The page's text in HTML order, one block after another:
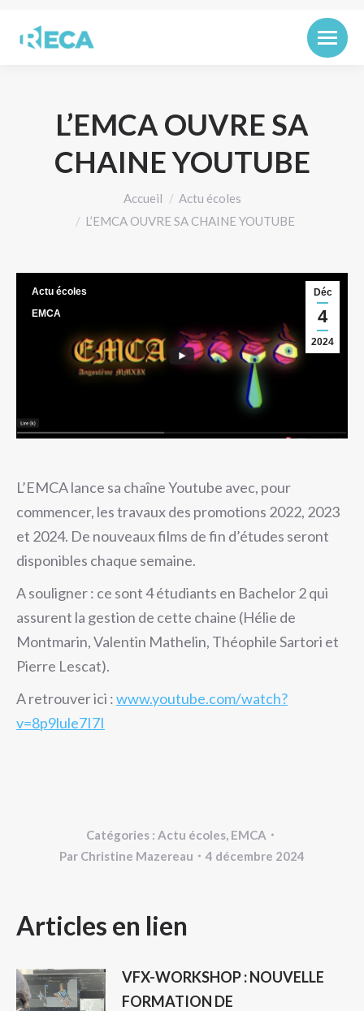
L’EMCA OUVRE SA
CHAINE YOUTUBE
Accueil
Actu écoles
L’EMCA OUVRE SA CHAINE YOUTUBE
Déc
4
2024
Actu écoles
EMCA
L’EMCA lance sa chaîne Youtube avec, pour
commencer, les travaux des promotions 2022, 2023
et 2024. De nouveaux films de fin d’études seront
disponibles chaque semaine.
A souligner : ce sont 4 étudiants en Bachelor 2 qui
assurent la gestion de cette chaine (Hélie de
Montmarin, Valentin Mathelin, Théophile Sartori et
Pierre Lescat).
A retrouver ici :www.youtube.com/watch?
v=8p9lule7I7I
Catégories : Actu écoles, EMCA
Par Christine Mazereau 4 décembre 2024
NAVIGATION
ARTICLE
Articles en lien
VFX-WORKSHOP : NOUVELLE
FORMATION DE